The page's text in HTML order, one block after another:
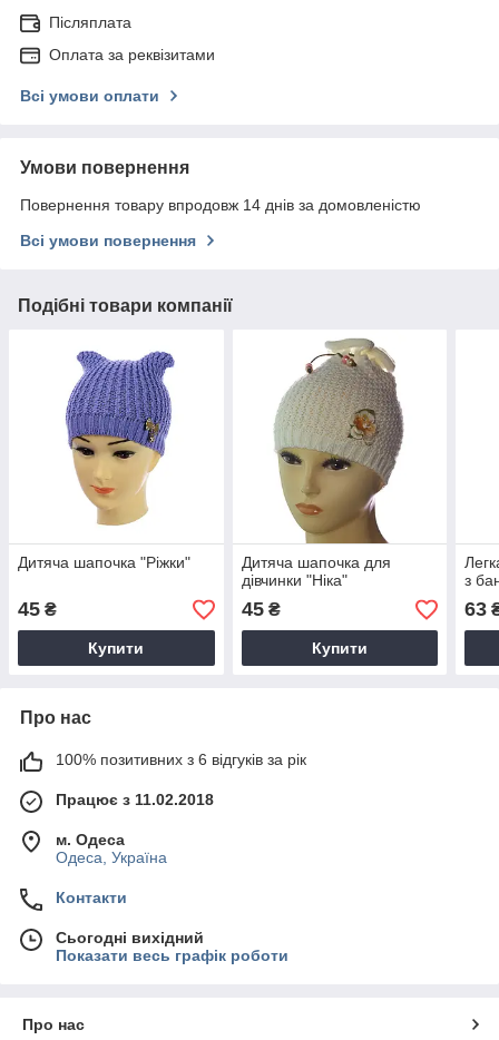
Післяплата
Оплата за реквізитами
Всі умови оплати
Умови повернення
Повернення товару впродовж 14 днів за домовленістю
Всі умови повернення
Подібні товари компанії
Дитяча шапочка "Ріжки"
45 ₴
Купити
Дитяча шапочка для
дівчинки "Ніка"
45₴
Купити
з
63
Про нас
100% позитивних з 6 відгуків за рік
Працює з 11.02.2018
м. Одеса
Одеса, Україна
Контакти
Сьогодні вихідний
Показати весь графік роботи
Про нас